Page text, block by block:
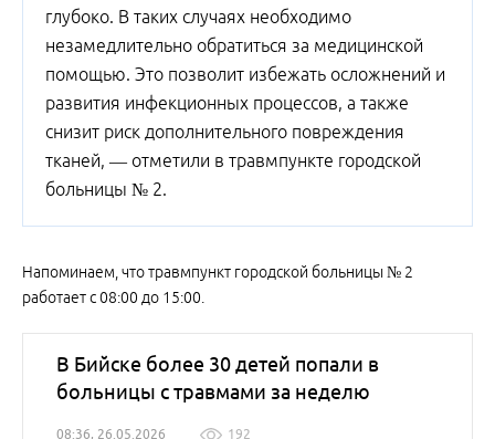
глубоко. В таких случаях необходимо
незамедлительно обратиться за медицинской
помощью. Это позволит избежать осложнений и
развития инфекционных процессов, а также
снизит риск дополнительного повреждения
тканей, — отметили в травмпункте городской
больницы № 2.
Напоминаем, что травмпункт городской больницы № 2
работает с 08:00 до 15:00.
В Бийске более 30 детей попали в
больницы с травмами за неделю
08:36, 26.05.2026 192